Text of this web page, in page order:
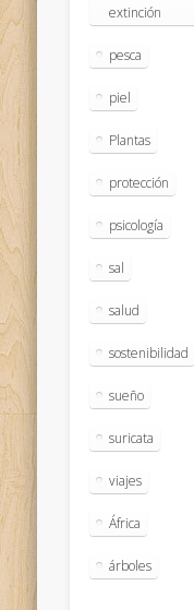
extinción
pesca
piel
Plantas
protección
psicología
sal
salud
sostenibilidad
sueño
suricata
viajes
África
árboles